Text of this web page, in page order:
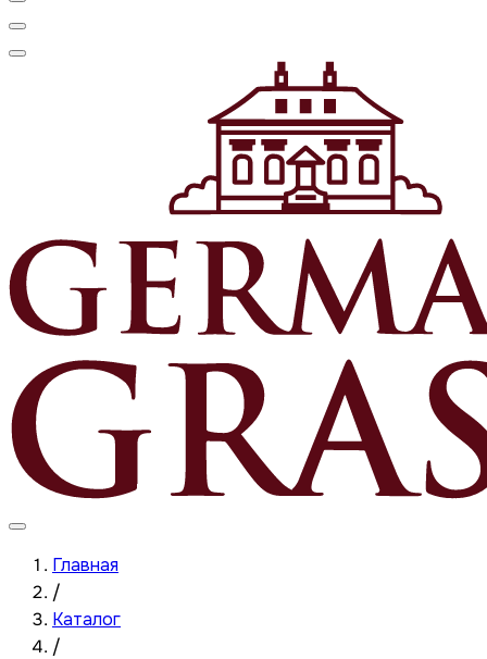
Главная
/
Каталог
/